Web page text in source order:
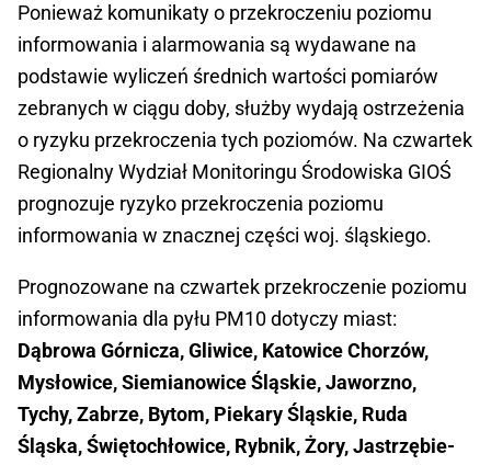
Ponieważ komunikaty o przekroczeniu poziomu
informowania i alarmowania są wydawane na
podstawie wyliczeń średnich wartości pomiarów
zebranych w ciągu doby, służby wydają ostrzeżenia
o ryzyku przekroczenia tych poziomów. Na czwartek
Regionalny Wydział Monitoringu Środowiska GIOŚ
prognozuje ryzyko przekroczenia poziomu
informowania w znacznej części woj. śląskiego.
Prognozowane na czwartek przekroczenie poziomu
informowania dla pyłu PM10 dotyczy miast:
Dąbrowa Górnicza, Gliwice, Katowice Chorzów,
Mysłowice, Siemianowice Śląskie, Jaworzno,
Tychy, Zabrze, Bytom, Piekary Śląskie, Ruda
Śląska, Świętochłowice, Rybnik, Żory, Jastrzębie-